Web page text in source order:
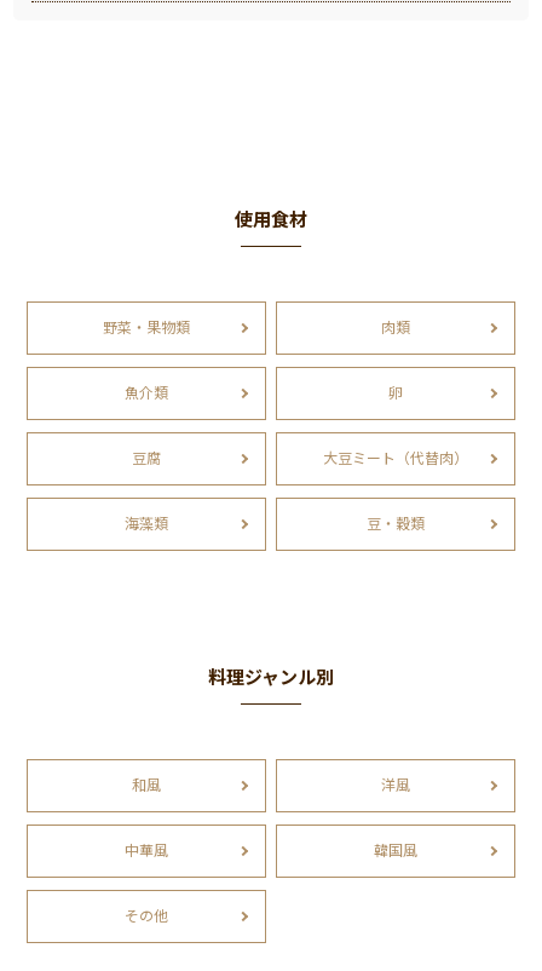
使用食材
野菜・果物類 肉類
魚介類 卵
豆腐 大豆ミート（代替肉）
海藻類 豆・穀類
料理ジャンル別
和風 洋風
中華風 韓国風
その他